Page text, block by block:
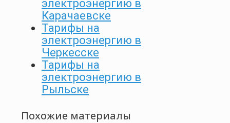
электроэнергию в
Карачаевске
Тарифы на
электроэнергию в
Черкесске
Тарифы на
электроэнергию в
Рыльске
Похожие материалы